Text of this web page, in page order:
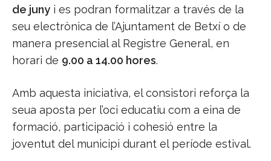
de juny i es podran formalitzar a través de la
seu electrònica de l’Ajuntament de Betxí o de
manera presencial al Registre General, en
horari de 9.00 a 14.00 hores.
Amb aquesta iniciativa, el consistori reforça la
seua aposta per l’oci educatiu com a eina de
formació, participació i cohesió entre la
joventut del municipi durant el període estival.